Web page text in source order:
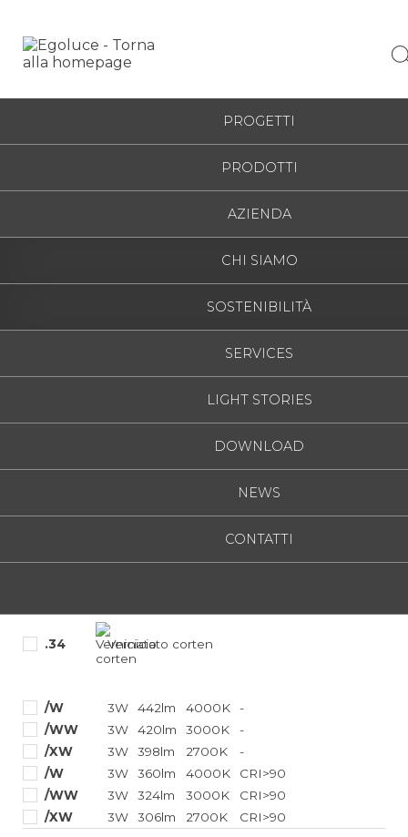
PROGETTI
PRODOTTI
AZIENDA
CHI SIAMO
SOSTENIBILITÀ
SERVICES
LIGHT STORIES
DOWNLOAD
NEWS
CONTATTI
ENGLISH
1.34 inch
Seleziona la finitura e la tipologia di lampade per
.01 Bianco
.34 Verniciato corten
/W 3W 442lm 4000K
-
/WW
3W 420lm 3000K
-
/XW
3W 398lm 2700K
-
/W
3W 360lm 4000K
CRI>90
/WW
3W 324lm 3000K
CRI>90
/XW
3W 306lm 2700K CRI>90